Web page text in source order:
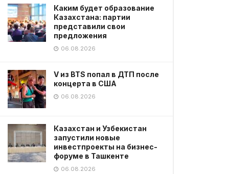
Каким будет образование
Казахстана: партии
представили свои
предложения
06.08.2026
V из BTS попал в ДТП после
концерта в США
06.08.2026
Казахстан и Узбекистан
запустили новые
инвестпроекты на бизнес-
форуме в Ташкенте
06.08.2026